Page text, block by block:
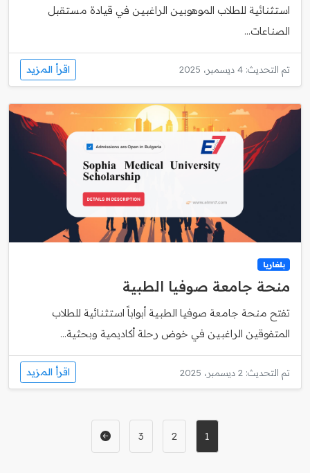
استثنائية للطلاب الموهوبين الراغبين في قيادة مستقبل
الصناعات...
تم التحديث: 4 ديسمبر، 2025 اقرأ المزيد
بلغاريا
منحة جامعة صوفيا الطبية
تفتح منحة جامعة صوفيا الطبية أبواباً استثنائية للطلاب
المتفوقين الراغبين في خوض رحلة أكاديمية وبحثية...
تم التحديث: 2 ديسمبر، 2025 اقرأ المزيد
1
2
3